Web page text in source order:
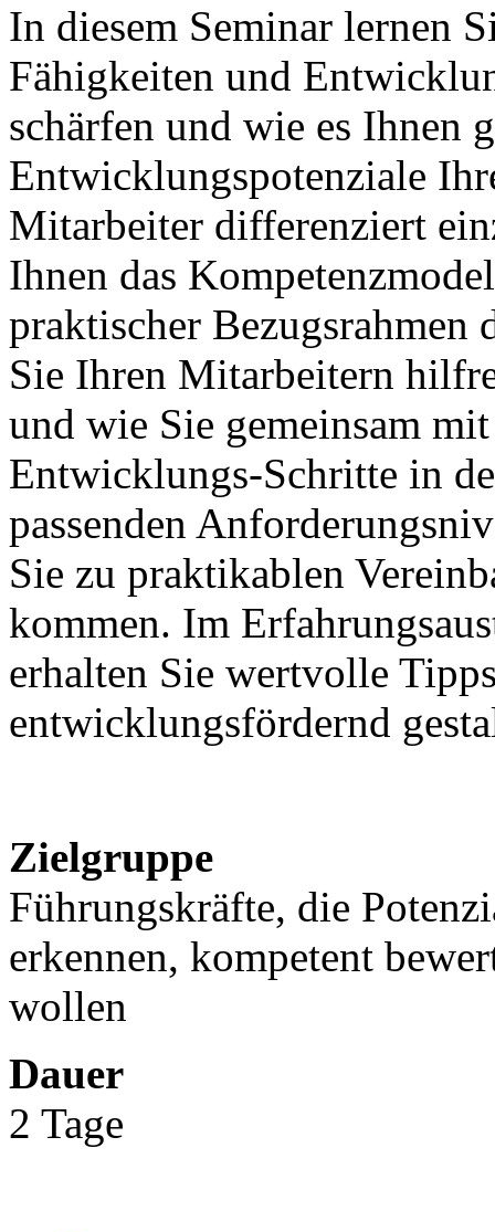
In diesem Seminar lernen
Fähigkeiten und
schärfen und wie es Ihnen
Entwicklungspotenziale
Mitarbeiter differenziert
Ihnen das
praktischer Bezugsrahmen
Sie Ihren Mitarbeitern
und wie Sie gemeinsam
Entwicklungs-Schritte in
passenden
Sie zu praktikablen
kommen. Im
erhalten Sie wertvolle
entwicklungsfördernd
Zielgruppe
Führungskräfte, die
erkennen, kompetent
wollen
Dauer
2 Tage